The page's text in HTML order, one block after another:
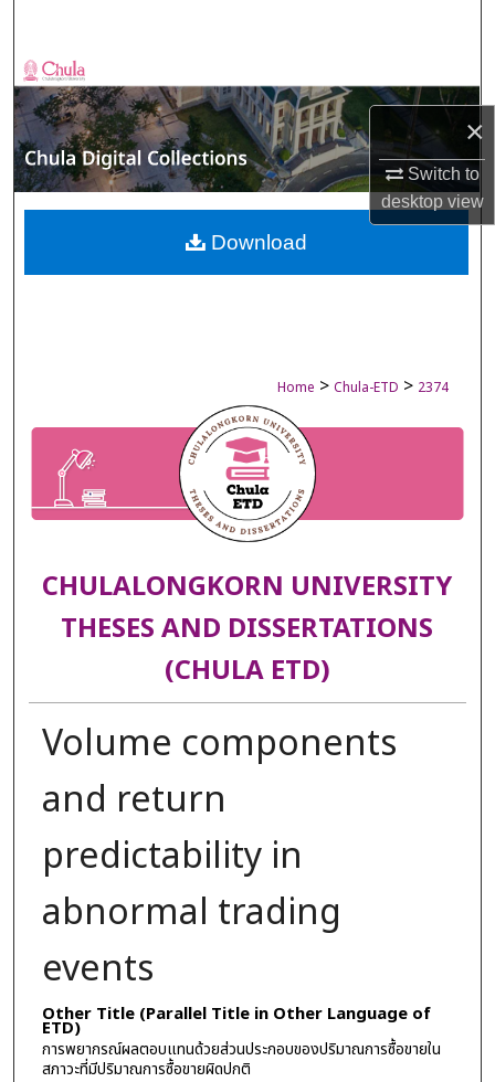
×
Switch to
desktopview
Browse Collections
My Account
About
Digital Commons Network™
Home > Chula-ETD > 2374
CHULALONGKORN UNIVERSITY
THESES AND DISSERTATIONS
(CHULA ETD)
Volume components
and return
predictability in
abnormal trading
events
Other Title (Parallel Title in Other Language of
ETD)
การพยากรณ์ผลตอบแทนด้วยส่วนประกอบของปริมาณการซื้อขายใน
สภาวะที่มีปริมาณการซื้อขายผิดปกติ
Download